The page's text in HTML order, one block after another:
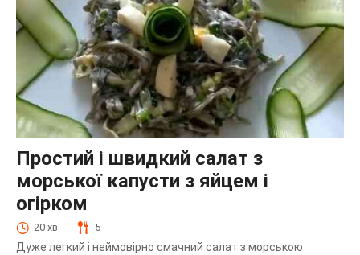
Простий і швидкий салат з
морської капусти з яйцем і
огірком
20 хв 5
Дуже легкий і неймовірно смачний салат з морською